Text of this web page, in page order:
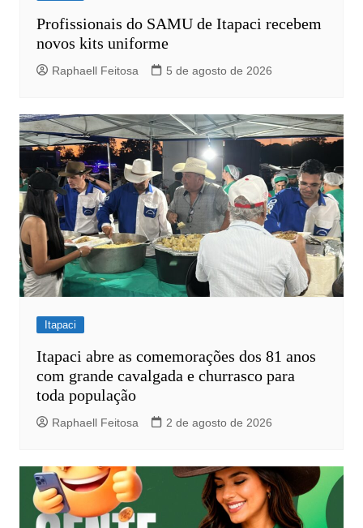
Profissionais do SAMU de Itapaci recebem
novos kits uniforme
Raphaell Feitosa 5 de agosto de 2026
Itapaci
Itapaci abre as comemorações dos 81 anos
com grande cavalgada e churrasco para
toda população
Raphaell Feitosa 2 de agosto de 2026